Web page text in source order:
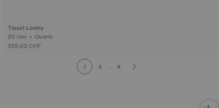
Tissot Lovely
20 mm • Quartz
355,00 CHF
1 2 ... 6